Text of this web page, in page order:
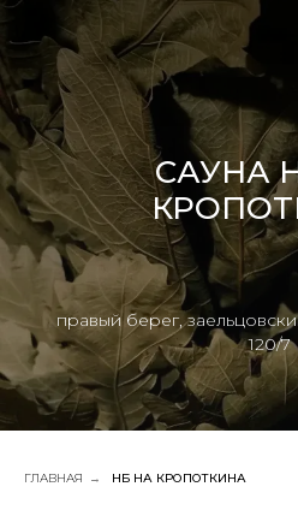
САУНА
правый берег,
120/7‌
ГЛАВНАЯ → НБ НА КРОПОТКИНА